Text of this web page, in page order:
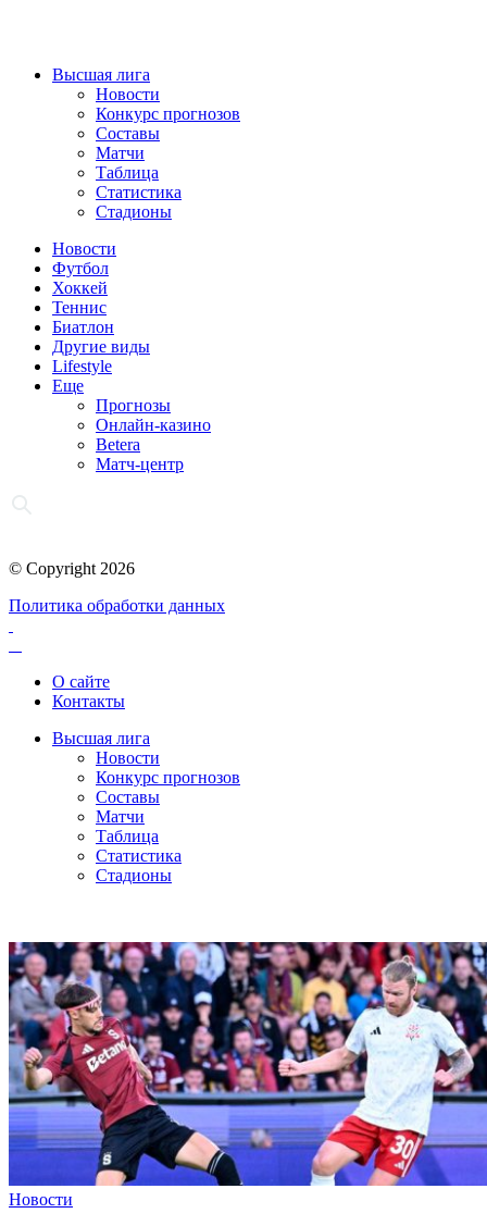
Высшая лига
Новости
Конкурс прогнозов
Составы
Матчи
Таблица
Статистика
Стадионы
Новости
Футбол
Хоккей
Теннис
Биатлон
Другие виды
Lifestyle
Еще
Прогнозы
Онлайн-казино
Betera
Матч-центр
© Copyright 2026
Политика обработки данных
О сайте
Контакты
Высшая лига
Новости
Конкурс прогнозов
Составы
Матчи
Таблица
Статистика
Стадионы
Новости